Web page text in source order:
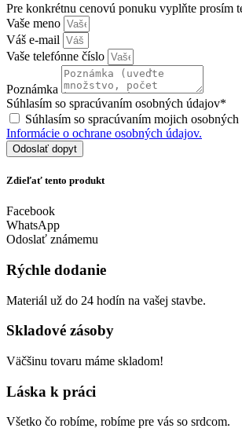
Pre konkrétnu cenovú ponuku vyplňte prosím
Vaše meno
Váš e-mail
Vaše telefónne číslo
Poznámka
Súhlasím so spracúvaním osobných údajov*
Súhlasím so spracúvaním mojich
Informácie o ochrane osobných údajov.
Odoslať dopyt
Zdieľať tento produkt
Facebook
WhatsApp
Odoslať známemu
Rýchle dodanie
Materiál už do 24 hodín na vašej stavbe.
Skladové zásoby
Väčšinu tovaru máme skladom!
Láska k práci
Všetko čo robíme, robíme pre vás so srdcom.